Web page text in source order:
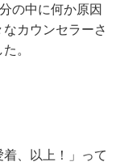
の中に何か原因
カウンセラーさ
。
、以上！」って